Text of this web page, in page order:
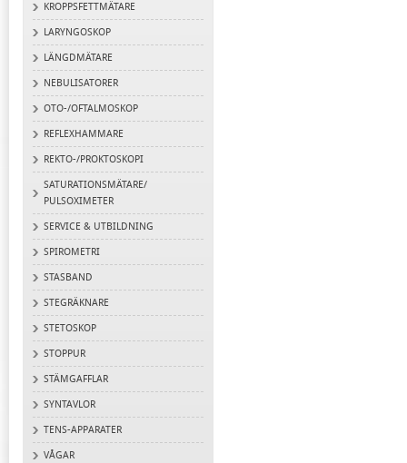
KROPPSFETTMÄTARE
LARYNGOSKOP
LÄNGDMÄTARE
NEBULISATORER
OTO-/OFTALMOSKOP
REFLEXHAMMARE
REKTO-/PROKTOSKOPI
SATURATIONSMÄTARE/
PULSOXIMETER
SERVICE & UTBILDNING
SPIROMETRI
STASBAND
STEGRÄKNARE
STETOSKOP
STOPPUR
STÄMGAFFLAR
SYNTAVLOR
TENS-APPARATER
VÅGAR